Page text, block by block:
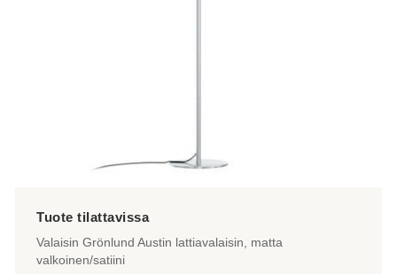
Valaisin Grönlund Austin lattiavalaisin, matta
valkoinen/satiini